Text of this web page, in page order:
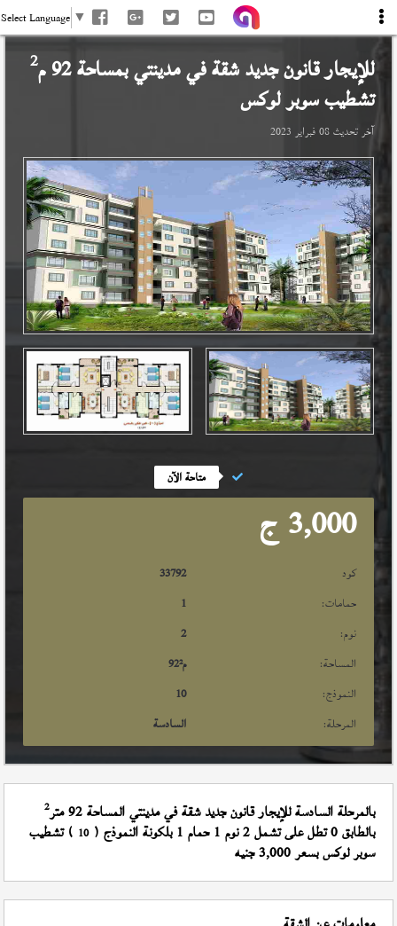
Select Language ▼
للإيجار قانون جديد شقة فيمدينتيبمساحة 92 م 2
تشطيب سوبر لوكس
آخر تحديث08 فبراير 2023
متاحة الآن
3,000 ج
كود
33792
حمامات:
1
نوم:
2
المساحة:
92م²
النموذج:
10
المرحلة:
السادسة
بالمرحلة السادسة للإيجار قانون جديد شقة في مدينتي المساحة 92 متر 2
بالطابق 0 تطل على تشمل 2 نوم 1 حمام 1 بلكونة النموذج ( 10 ) تشطيب
سوبر لوكس بسعر 3,000 جنيه